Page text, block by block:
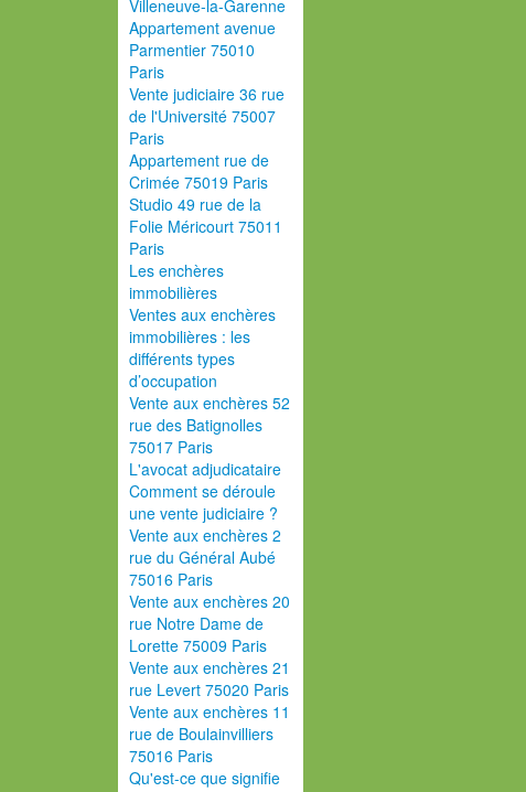
Villeneuve-la-Garenne
Appartement avenue
Parmentier 75010
Paris
Vente judiciaire 36 rue
de l'Université 75007
Paris
Appartement rue de
Crimée 75019 Paris
Studio 49 rue de la
Folie Méricourt 75011
Paris
Les enchères
immobilières
Ventes aux enchères
immobilières : les
différents types
d’occupation
Vente aux enchères 52
rue des Batignolles
75017 Paris
L'avocat adjudicataire
Comment se déroule
une vente judiciaire ?
Vente aux enchères 2
rue du Général Aubé
75016 Paris
Vente aux enchères 20
rue Notre Dame de
Lorette 75009 Paris
Vente aux enchères 21
rue Levert 75020 Paris
Vente aux enchères 11
rue de Boulainvilliers
75016 Paris
Qu'est-ce que signifie